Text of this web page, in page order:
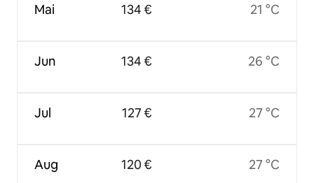
Mai
Jun
Jul
Aug
134 €
134 €
127 €
120 €
21 °C
26 °C
27 °C
27 °C